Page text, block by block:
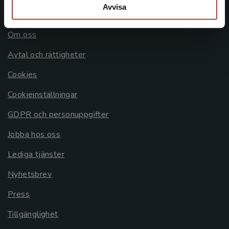
Avvisa
Om oss
Avtal och rättigheter
Cookies
Cookieinställningar
GDPR och personuppgifter
Jobba hos oss
Lediga tjänster
Nyhetsbrev
Press
Tillgänglighet